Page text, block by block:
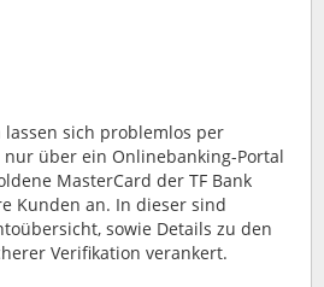
sich problemlos per
über ein Onlinebanking-Portal
MasterCard der TF Bank
Kunden an. In dieser sind
sowie Details zu den
Verifikation verankert.